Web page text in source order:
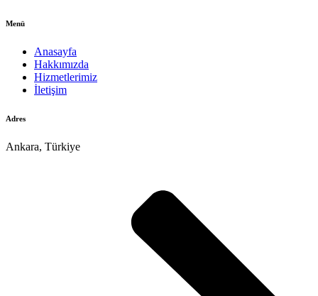
Menü
Anasayfa
Hakkımızda
Hizmetlerimiz
İletişim
Adres
Ankara, Türkiye